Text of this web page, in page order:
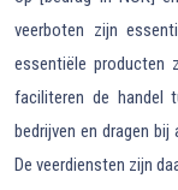
veerboten zijn
essentiële producten
faciliteren de handel
bedrijven en dragen
De veerdiensten zijn